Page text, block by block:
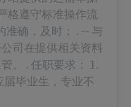
格遵守标准操作流
准确，及时； . -- 与
司在提供相关资料
。 . 任职要求： 1.
毕业生，专业不